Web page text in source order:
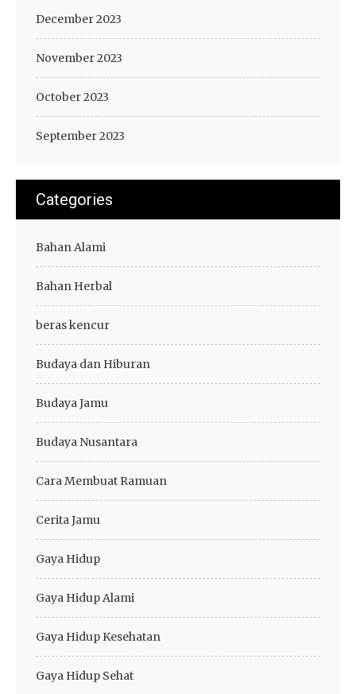
December 2023
November 2023
October 2023
September 2023
Categories
Bahan Alami
Bahan Herbal
beras kencur
Budaya dan Hiburan
Budaya Jamu
Budaya Nusantara
Cara Membuat Ramuan
Cerita Jamu
Gaya Hidup
Gaya Hidup Alami
Gaya Hidup Kesehatan
Gaya Hidup Sehat